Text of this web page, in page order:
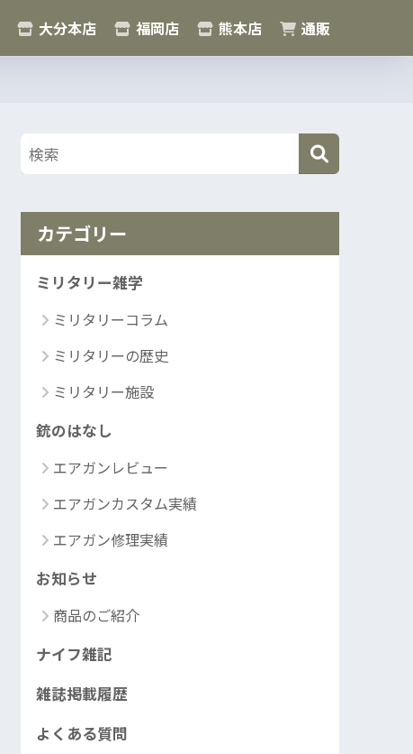
大分本店 福岡店 熊本店 通販
カテゴリー
ミリタリー雑学
ミリタリーコラム
ミリタリーの歴史
ミリタリー施設
銃のはなし
エアガンレビュー
エアガンカスタム実績
エアガン修理実績
お知らせ
商品のご紹介
ナイフ雑記
雑誌掲載履歴
よくある質問